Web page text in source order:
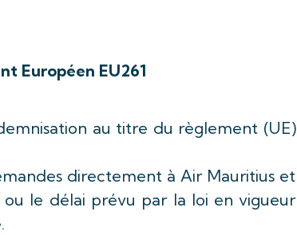
Européen EU261
au titre du règlement (UE)
directement à Air Mauritius et
le délai prévu par la loi en vigueur